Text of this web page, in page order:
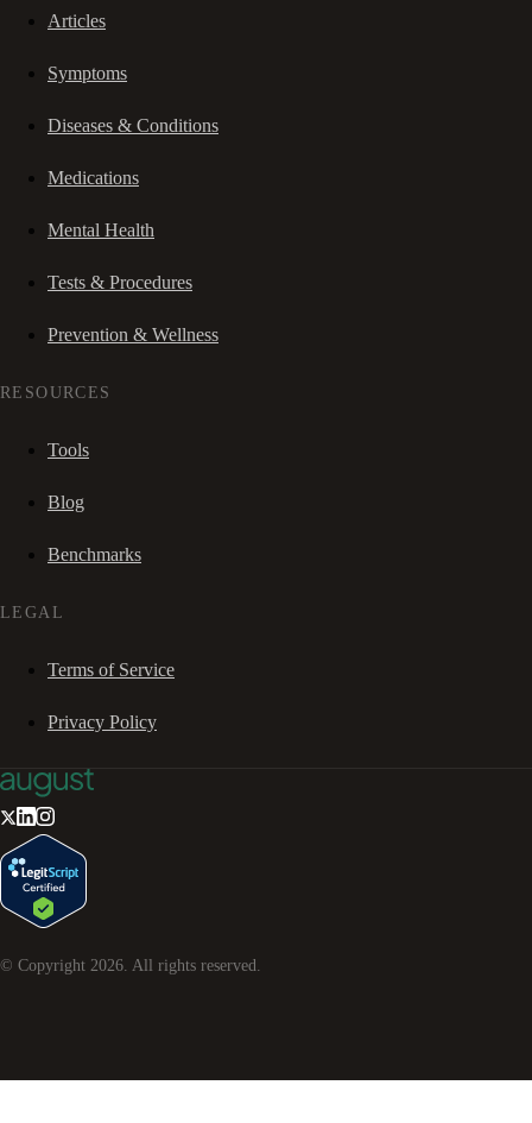
Articles
Symptoms
Diseases & Conditions
Medications
Mental Health
Tests & Procedures
Prevention & Wellness
RESOURCES
Tools
Blog
Benchmarks
LEGAL
Terms of Service
Privacy Policy
© Copyright 2026. All rights reserved.